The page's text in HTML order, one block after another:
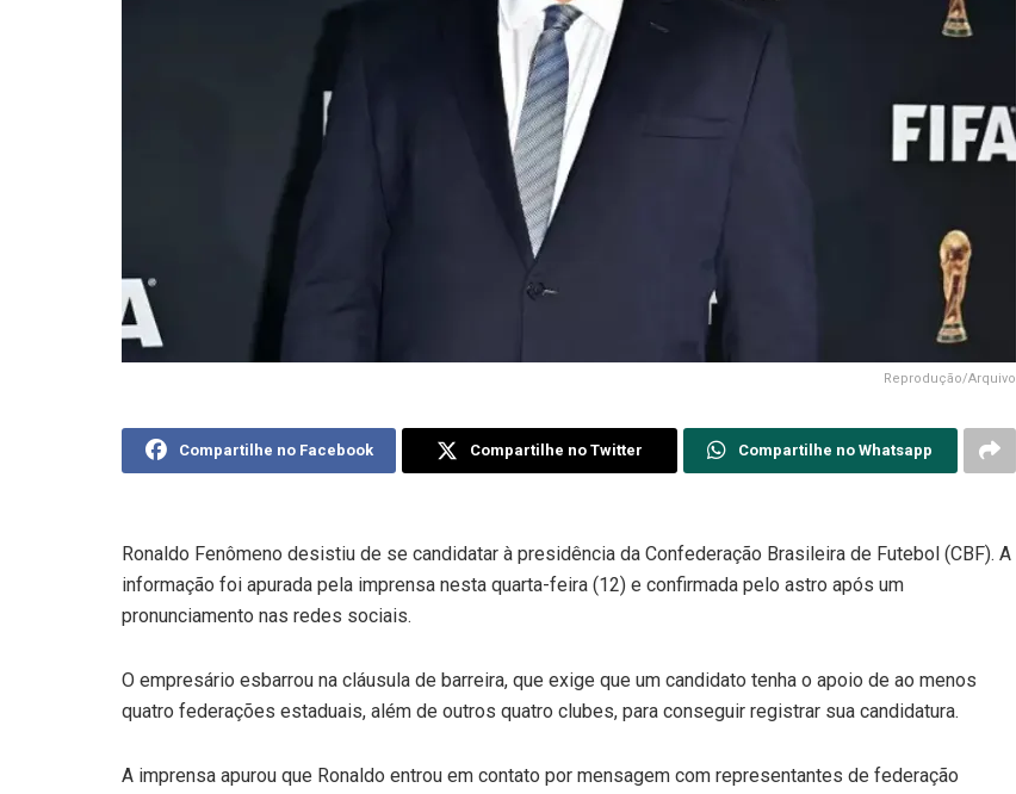
Reprodução/Arquivo
Compartilhe no Facebook Compartilhe no Twitter Compartilhe no Whatsapp
Ronaldo Fenômeno desistiu de se candidatar à presidência da Confederação Brasileira de Futebol (CBF). A
informação foi apurada pela imprensa nesta quarta-feira (12) e confirmada pelo astro após um
pronunciamento nas redes sociais.
O empresário esbarrou na cláusula de barreira, que exige que um candidato tenha o apoio de ao menos
quatro federações estaduais, além de outros quatro clubes, para conseguir registrar sua candidatura.
A imprensa apurou que Ronaldo entrou em contato por mensagem com representantes de federação